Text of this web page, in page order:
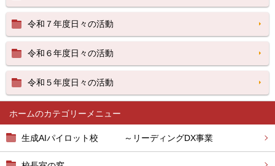
ホーム
生成AIパイロット校 ～リーディングDX事業
令和７年度日々の活動
令和６年度日々の活動
令和５年度日々の活動